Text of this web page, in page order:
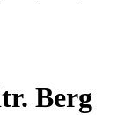
Berg